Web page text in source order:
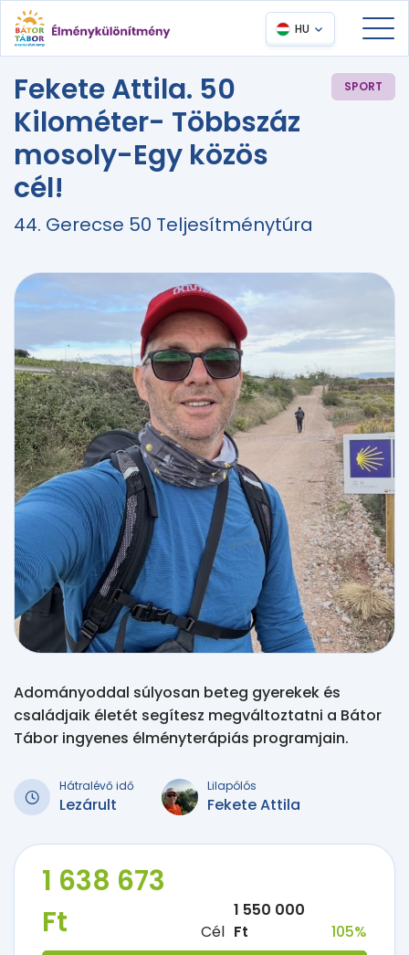
HU
Fekete Attila. 50
Kilométer- Többszáz
mosoly-Egy közös
cél!
SPORT
44. Gerecse 50 Teljesítménytúra
Adományoddal súlyosan beteg gyerekek és
családjaik életét segítesz megváltoztatni a Bátor
Tábor ingyenes élményterápiás programjain.
Hátralévő idő
Lezárult
Lilapólós
Fekete Attila
1 638 673
Ft
Cél
1 550 000
Ft
105%